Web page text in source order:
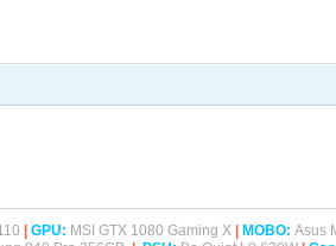
| GPU: MSI GTX 1080 Gaming X | MOBO: Asus